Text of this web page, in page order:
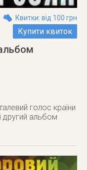
Квитки: від 100 грн
Купити квиток
голос країни
другий альбом